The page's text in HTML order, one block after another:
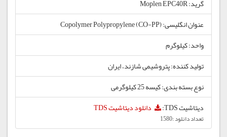
گرید: Moplen EPC40R
عنوان انگلیسی: Copolymer Polypropylene (CO-PP)
واحد: کیلوگرم
تولید کننده: پتروشیمی شازند، ایران
نوع بسته بندی: کیسه 25 کیلوگرمی
دیتاشیت TDS:
دانلود دیتاشیت TDS
تعداد دانلود :1580